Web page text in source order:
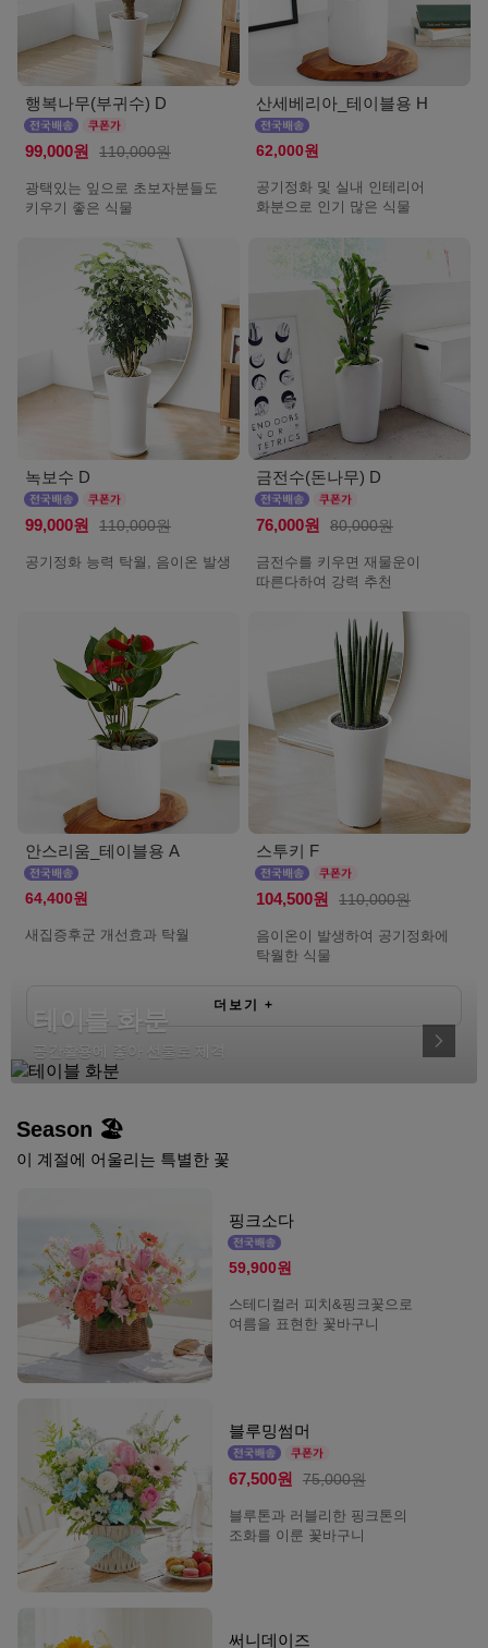
행복나무(부귀수) D
99,000원 110,000원
광택있는 잎으로 초보자분들도
키우기 좋은 식물
산세베리아_테이블용 H
62,000원
공기정화 및 실내 인테리어
화분으로 인기 많은 식물
녹보수 D
99,000원 110,000원
공기정화 능력 탁월, 음이온 발생
금전수(돈나무) D
76,000원 80,000원
금전수를 키우면 재물운이
따른다하여 강력 추천
안스리움_테이블용 A
64,400원
새집증후군 개선효과 탁월
스투키 F
104,500원 110,000원
음이온이 발생하여 공기정화에
탁월한 식물
더보기 +
테이블 화분
공간활용에 좋아 선물로 제격
Season 🏖️
이 계절에 어울리는 특별한 꽃
핑크소다
59,900원
스테디컬러 피치&핑크꽃으로
여름을 표현한 꽃바구니
블루밍썸머
67,500원 75,000원
블루톤과 러블리한 핑크톤의
조화를 이룬 꽃바구니
써니데이즈